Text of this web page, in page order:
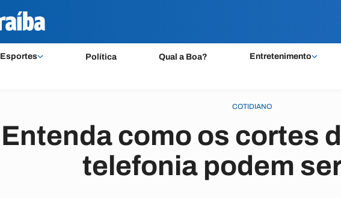
Esportes Política Qual a Boa? Entretenimento
COTIDIANO
Entenda como os cortes
telefonia podem